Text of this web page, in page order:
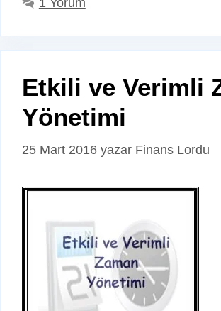
1 Yorum
Etkili ve Verimli
Yönetimi
25 Mart 2016 yazar Finans Lordu